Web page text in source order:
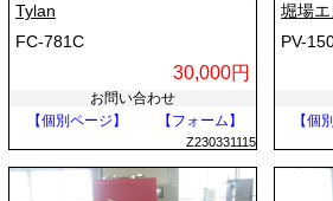
Tylan
FC-781C
30,000円
お問い合わせ
【個別ページ】
【フォーム】
Z230331115
堀場
PV-
【個